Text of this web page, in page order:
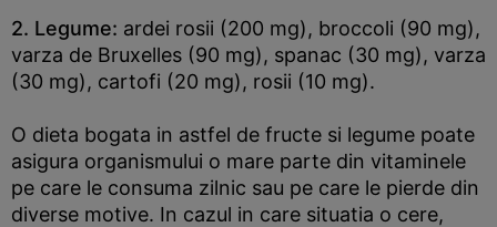
2. Legume: ardei rosii (200 mg), broccoli (90 mg),
varza de Bruxelles (90 mg), spanac (30 mg), varza
(30 mg), cartofi (20 mg), rosii (10 mg).
O dieta bogata in astfel de fructe si legume poate
asigura organismului o mare parte din vitaminele
pe care le consuma zilnic sau pe care le pierde din
diverse motive. In cazul in care situatia o cere,